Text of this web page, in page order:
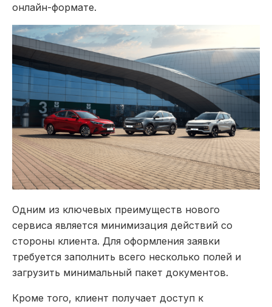
онлайн-формате.
Одним из ключевых преимуществ нового
сервиса является минимизация действий со
стороны клиента. Для оформления заявки
требуется заполнить всего несколько полей и
загрузить минимальный пакет документов.
Кроме того, клиент получает доступ к